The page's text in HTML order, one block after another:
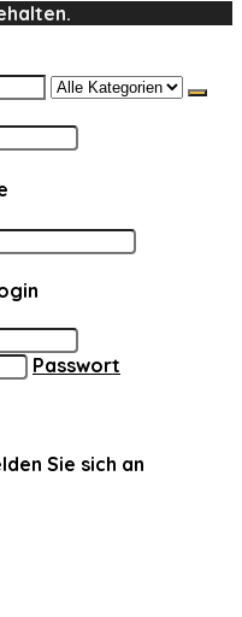
Passwort
Sie sich an